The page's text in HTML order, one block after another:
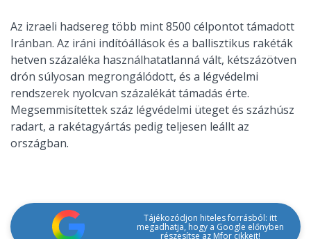
Az izraeli hadsereg több mint 8500 célpontot támadott
Iránban. Az iráni indítóállások és a ballisztikus rakéták
hetven százaléka használhatatlanná vált, kétszázötven
drón súlyosan megrongálódott, és a légvédelmi
rendszerek nyolcvan százalékát támadás érte.
Megsemmisítettek száz légvédelmi üteget és százhúsz
radart, a rakétagyártás pedig teljesen leállt az
országban.
Tájékozódjon hiteles forrásból: itt
megadhatja, hogy a Google előnyben
részesítse az Mfor cikkeit!